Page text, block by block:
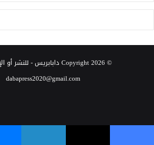
© Copyright 2026 دابابريس- للنشر أو
dabapress2020@gmail.com